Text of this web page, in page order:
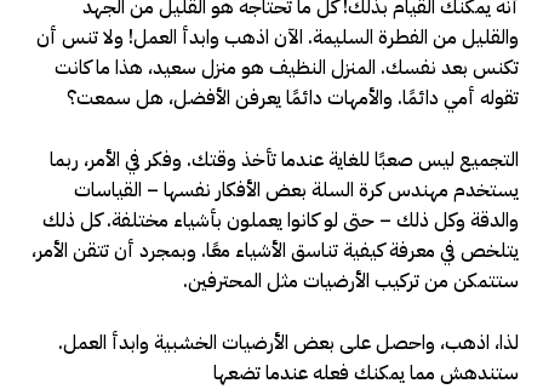
أنه يمكنك القيام بذلك! كل ما تحتاجه هو القليل من الجهد
والقليل من الفطرة السليمة. الآن اذهب وابدأ العمل! ولا تنس أن
تكنس بعد نفسك. المنزل النظيف هو منزل سعيد، هذا ما كانت
تقوله أمي دائمًا. والأمهات دائمًا يعرفن الأفضل، هل سمعت؟
التجميع ليس صعبًا للغاية عندما تأخذ وقتك. وفكر في الأمر، ربما
يستخدم مهندس كرة السلة بعض الأفكار نفسها – القياسات
والدقة وكل ذلك – حتى لو كانوا يعملون بأشياء مختلفة. كل ذلك
يتلخص في معرفة كيفية تناسق الأشياء معًا. وبمجرد أن تتقن الأمر،
ستتمكن من تركيب الأرضيات مثل المحترفين.
لذا، اذهب، واحصل على بعض الأرضيات الخشبية وابدأ العمل.
ستندهش مما يمكنك فعله عندما تضعها